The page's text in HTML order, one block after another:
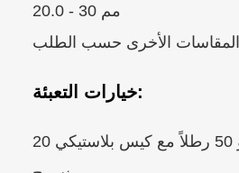
20.0 - 30 مم
المقاسات الأخرى حسب الطلب
خيارات التعبئة:
20 كجم / 25 كجم أو 50 رطلاً مع كيس بلاستيكي